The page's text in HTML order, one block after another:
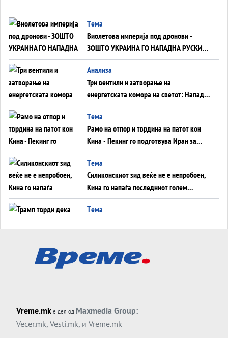
Tема
Виолетова империја под дронови -
ЗОШТО УКРАИНА ГО НАПАДНА РУСКИОТ
WILDBERRIES
Aнализа
Три вентили и затворање на
енергетската комора на светот: Нападот
во Суец најавува глобален енергетски
инфаркт?
Tема
Рамо на отпор и тврдина на патот кон
Кина - Пекинг го подготвува Иран за
американска копнена инвазија
Tема
Силиконскиот ѕид веќе не е непробоен,
Кина го напаѓа последниот голем
монопол на Западот?
Tема
Tема
ДЛАБОКО УДОЛУ: Сметководствените
АТОМСКО ДОМИНО НА БЛИСКИОТ
ИСТОК
Vreme.mk е дел од Maxmedia Group:
Vecer.mk, Vesti.mk, и Vreme.mk